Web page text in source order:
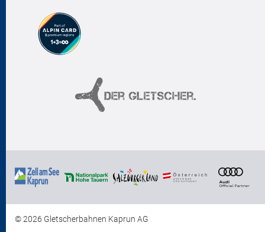
© 2026 Gletscherbahnen Kaprun AG